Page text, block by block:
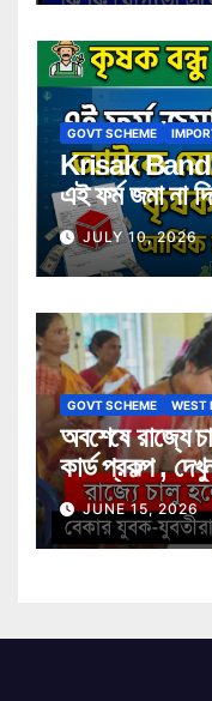
GOVT SCHEME
Krisak
এই ফর্ম জমা না
বন্ধুর আর্থিক
JULY 10, 2026
GOVT SCHEME WEST
অবশেষে রাজ্যে
কার্ড প্রকল্প ,
Shakti
JUNE 15, 2026